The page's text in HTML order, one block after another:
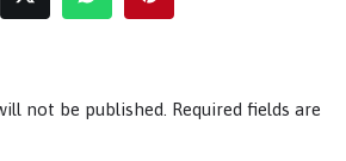
not be published. Required fields are